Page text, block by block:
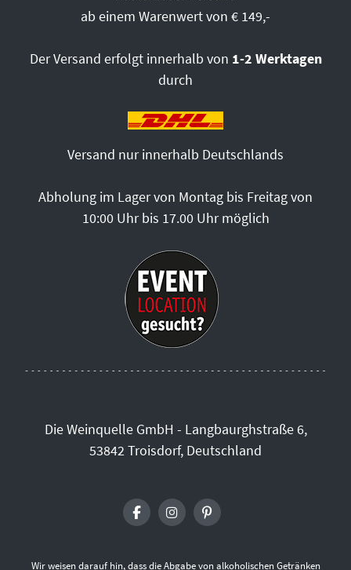
ab einem Warenwert von € 149,-
Der Versand erfolgt innerhalb von 1-2 Werktagen
durch
Versand nur innerhalb Deutschlands
Abholung im Lager von Montag bis Freitag von
10:00 Uhr bis 17.00 Uhr möglich
Die Weinquelle GmbH - Langbaurghstraße 6,
53842 Troisdorf, Deutschland
Wir weisen darauf hin, dass die Abgabe von alkoholischen Getränken